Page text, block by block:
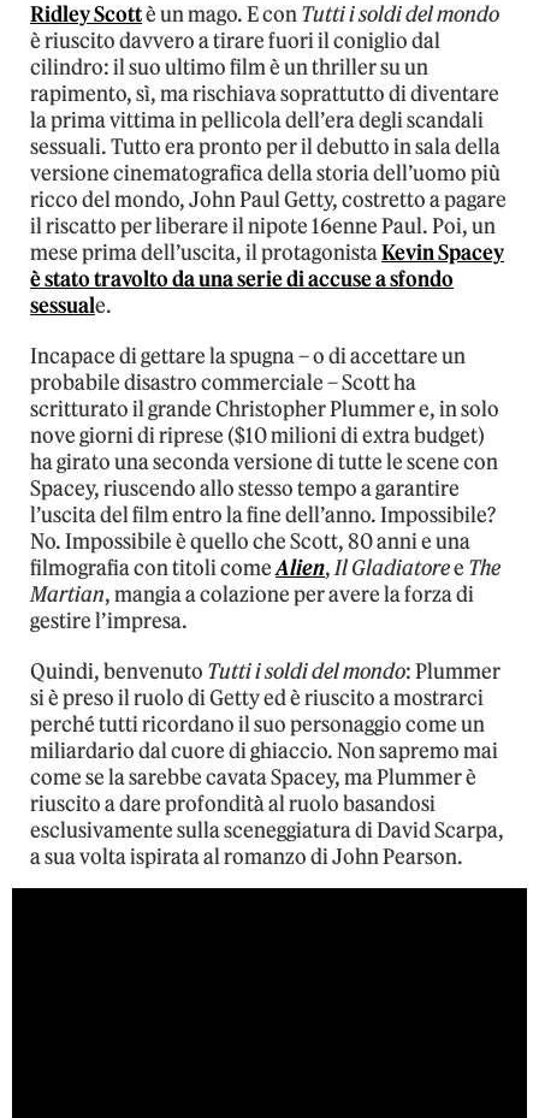
Ridley Scottè un mago. E conTutti i soldi del mondo
è riuscito davvero a tirare fuori il coniglio dal
cilindro: il suo ultimo film è un thriller su un
rapimento, sì, ma rischiava soprattutto di diventare
la prima vittima in pellicola dell’era degli scandali
sessuali. Tutto era pronto per il debutto in sala della
versione cinematografica della storia dell’uomo più
ricco del mondo, John Paul Getty, costretto a pagare
il riscatto per liberare il nipote 16enne Paul. Poi, un
mese prima dell’uscita, il protagonistaKevin Spacey
è stato travolto da una serie di accuse a sfondo
sessuale.
Incapace di gettare la spugna – o di accettare un
probabile disastro commerciale – Scott ha
scritturato il grande Christopher Plummer e, in solo
nove giorni di riprese ($10 milioni di extra budget)
ha girato una seconda versione di tutte le scene con
Spacey, riuscendo allo stesso tempo a garantire
l’uscita del film entro la fine dell’anno. Impossibile?
No. Impossibile è quello che Scott, 80 anni e una
filmografia con titoli comeAlien,Il Gladiatoree The
Martian, mangia a colazione per avere la forza di
gestire l’impresa.
Quindi, benvenuto Tutti i soldi del mondo: Plummer
si è preso il ruolo di Getty ed è riuscito a mostrarci
perché tutti ricordano il suo personaggio come un
miliardario dal cuore di ghiaccio. Non sapremo mai
come se la sarebbe cavata Spacey, ma Plummer è
riuscito a dare profondità al ruolo basandosi
esclusivamente sulla sceneggiatura di David Scarpa,
a sua volta ispirata al romanzo di John Pearson.